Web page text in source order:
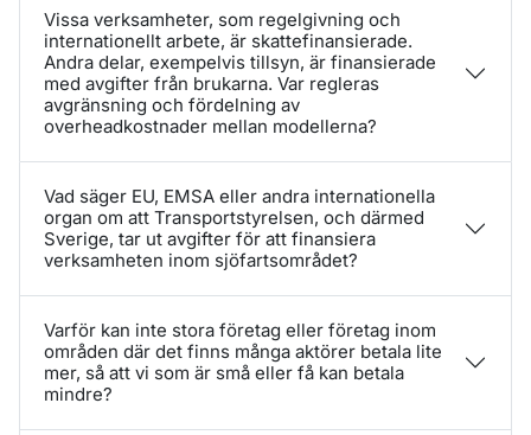
Vissa verksamheter, som regelgivning och
internationellt arbete, är skattefinansierade.
Andra delar, exempelvis tillsyn, är finansierade
med avgifter från brukarna. Var regleras
avgränsning och fördelning av
overheadkostnader mellan modellerna?
Vad säger EU, EMSA eller andra internationella
organ om att Transportstyrelsen, och därmed
Sverige, tar ut avgifter för att finansiera
verksamheten inom sjöfartsområdet?
Varför kan inte stora företag eller företag inom
områden där det finns många aktörer betala lite
mer, så att vi som är små eller få kan betala
mindre?